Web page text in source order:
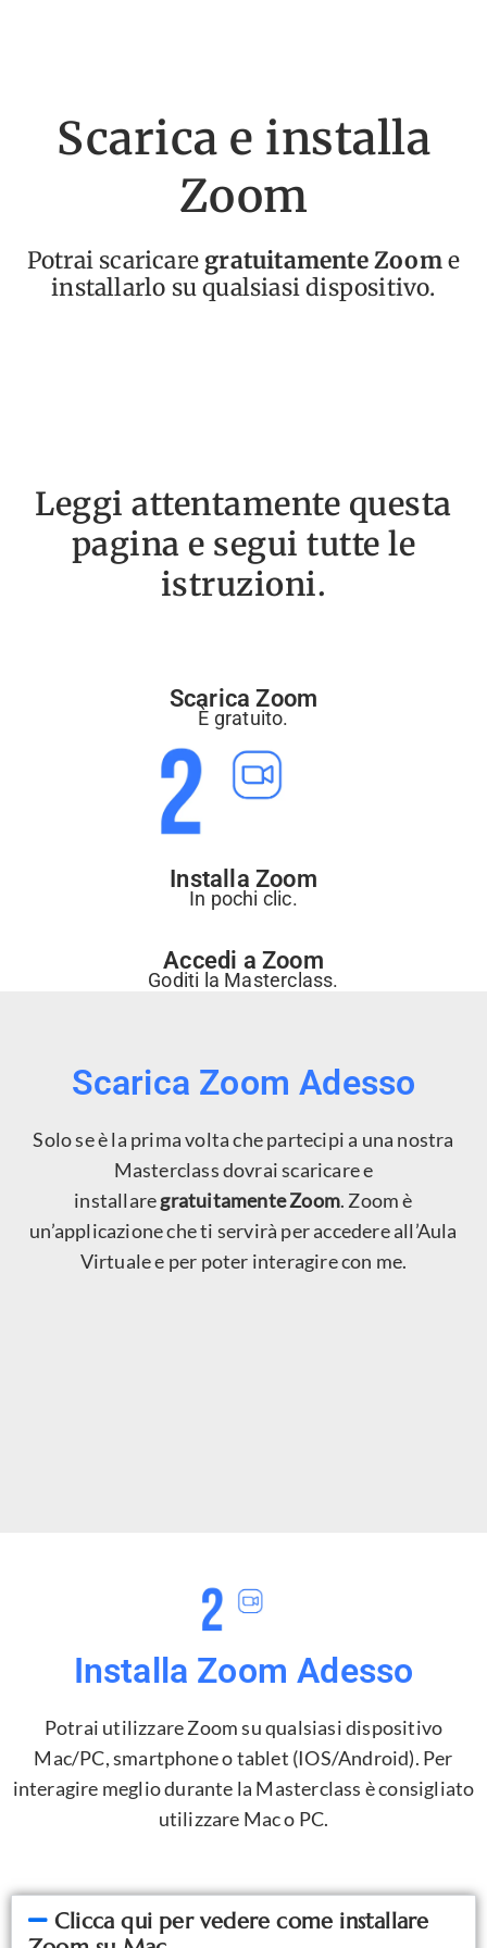
Scarica e installa
Zoom
Potrai scaricare gratuitamente Zoome
installarlo su qualsiasi dispositivo.
Leggi attentamente questa
pagina e segui tutte le
istruzioni.
Scarica Zoom
È gratuito.
Installa Zoom
In pochi clic.
Accedi a Zoom
Goditi la Masterclass.
Scarica Zoom Adesso
Solo se è la prima volta che partecipi a una nostra
Masterclass dovrai scaricare e
installaregratuitamente Zoom. Zoom è
un’applicazione che ti servirà per accedere all’Aula
Virtuale e per poter interagire con me.
Installa Zoom Adesso
Potrai utilizzare Zoom su qualsiasi dispositivo
Mac/PC, smartphone o tablet (IOS/Android). Per
interagire meglio durante la Masterclass è consigliato
utilizzare Mac o PC.
Clicca qui per vedere come installare